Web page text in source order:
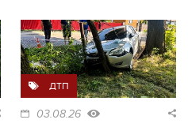
ДТП
03.08.26